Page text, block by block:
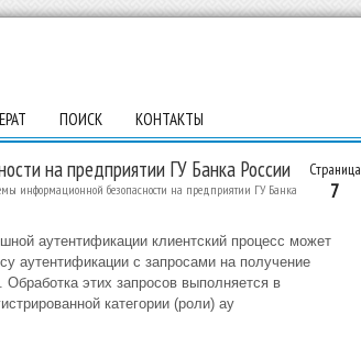
ПОИСК КОНТАКТЫ
Страница
7
на предприятии ГУ Банка России
информационной безопасности на предприятии ГУ Банка
аутентификации клиентский процесс может
аутентификации с запросами на получение
этих запросов выполняется в
категории (роли) ау